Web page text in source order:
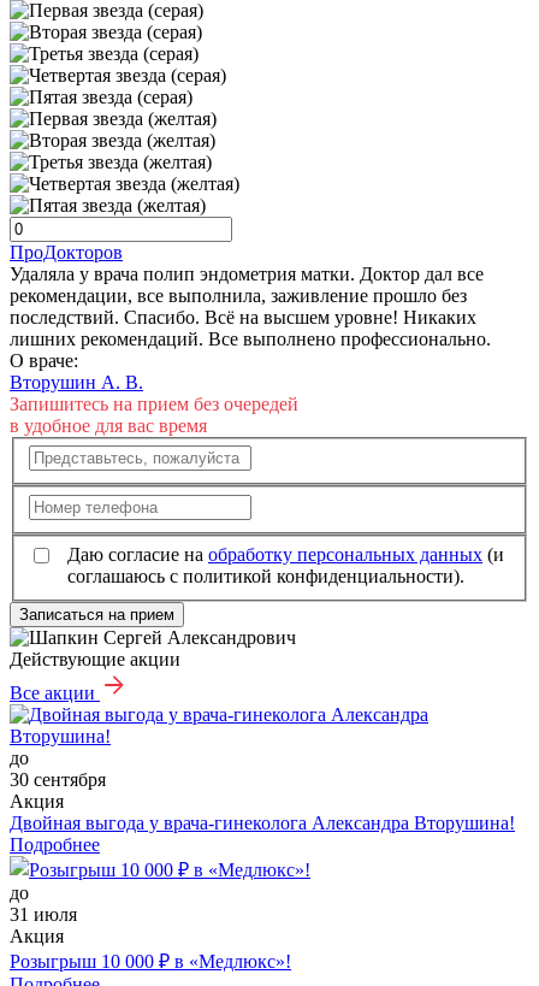
ПроДокторов
Удаляла у врача полип эндометрия матки. Доктор дал все
рекомендации, все выполнила, заживление прошло без
последствий. Спасибо. Всё на высшем уровне! Никаких
лишних рекомендаций. Все выполнено профессионально.
О враче:
Вторушин А. В.
Запишитесь на прием без очередей
в удобное для вас время
Даю согласие на обработку персональных данных (и
соглашаюсь с политикой конфиденциальности).
Записаться на прием
Действующие акции
Все акции
до
30 сентября
Акция
Двойная выгода у врача‑гинеколога Александра Вторушина!
Подробнее
до
31 июля
Акция
Розыгрыш 10 000 ₽ в «Медлюкс»!